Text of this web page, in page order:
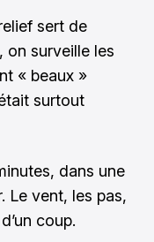
sert de
on surveille les
« beaux »
surtout
dans une
Le vent, les pas,
coup.